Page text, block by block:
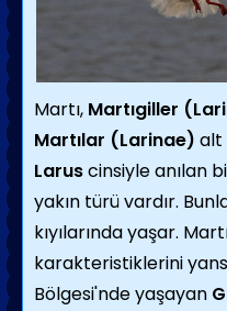
Martı, Martıgiller
Martılar (Larinae) alt
Laruscinsiyle anılan
yakın türü vardır.
kıyılarında yaşar.
karakteristiklerini
Bölgesi'nde yaşayan